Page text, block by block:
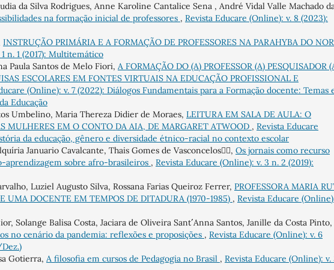
da Silva Rodrigues, Anne Karoline Cantalice Sena , André Vidal Valle Machado
na formação inicial de professores , Revista Educare (Online): v. 8 (2023):
INSTRUÇÃO PRIMÁRIA E A FORMAÇÃO DE PROFESSORES NA PARAHYBA DO
n. 1 (2017): Multitemático
Paula Santos de Melo Fiori, A FORMAÇÃO DO (A) PROFESSOR (A) PESQUISADOR
ESCOLARES EM FONTES VIRTUAIS NA EDUCAÇÃO PROFISSIONAL E
(Online): v. 7 (2022): Diálogos Fundamentais para a Formação docente: Temas
Educação
Umbelino, Maria Thereza Didier de Moraes, LEITURA EM SALA DE AULA: O
MULHERES EM O CONTO DA AIA, DE MARGARET ATWOOD , Revista Educare
da educação, gênero e diversidade étnico-racial no contexto escolar
Januario Cavalcante, Thais Gomes de Vasconcelos, Os jornais como recurso
aprendizagem sobre afro-brasileiros , Revista Educare (Online): v. 3 n. 2 (2019):
Luziel Augusto Silva, Rossana Farias Queiroz Ferrer, PROFESSORA MARIA
UMA DOCENTE EM TEMPOS DE DITADURA (1970-1985) , Revista Educare
Solange Balisa Costa, Jaciara de Oliveira Sant´´ Anna Santos, Janille da Costa Pinto,
no cenário da pandemia: reflexões e proposições , Revista Educare (Online): v. 6
Gotierra, A filosofia em cursos de Pedagogia no Brasil , Revista Educare (Online): v.